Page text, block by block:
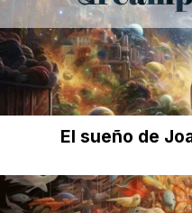
El sueño de